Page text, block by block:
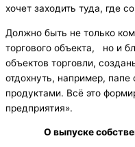
хочет заходить туда, где
Должно быть не только
торгового объекта, но и
объектов торговли,
отдохнуть, например,
продуктами. Всё это
предприятия».
О выпуске